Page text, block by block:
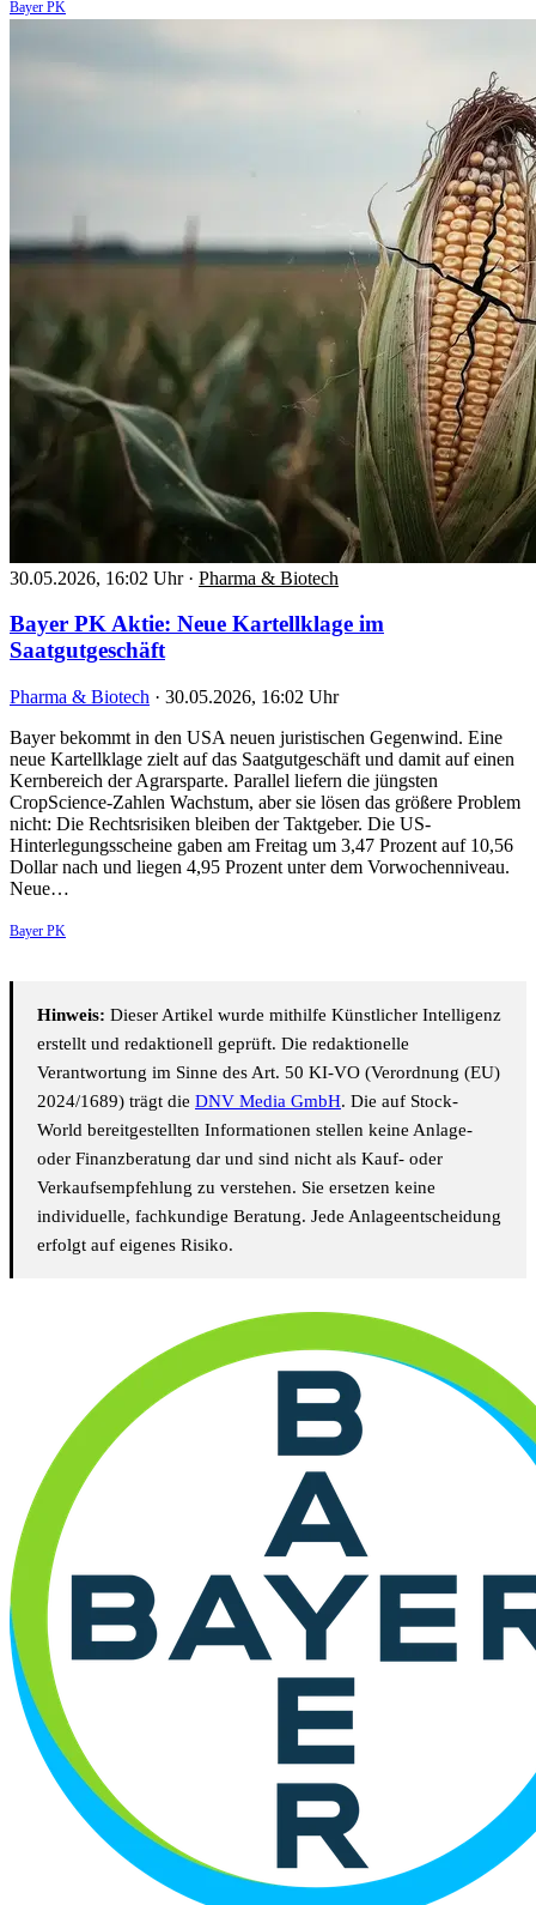
Bayer PK
30.05.2026, 16:02 Uhr · Pharma & Biotech
Bayer PK Aktie: Neue Kartellklage im
Saatgutgeschäft
Pharma & Biotech · 30.05.2026, 16:02 Uhr
Bayer bekommt in den USA neuen juristischen Gegenwind. Eine
neue Kartellklage zielt auf das Saatgutgeschäft und damit auf einen
Kernbereich der Agrarsparte. Parallel liefern die jüngsten
CropScience-Zahlen Wachstum, aber sie lösen das größere Problem
nicht: Die Rechtsrisiken bleiben der Taktgeber. Die US-
Hinterlegungsscheine gaben am Freitag um 3,47 Prozent auf 10,56
Dollar nach und liegen 4,95 Prozent unter dem Vorwochenniveau.
Neue…
Bayer PK
Hinweis: Dieser Artikel wurde mithilfe Künstlicher Intelligenz
erstellt und redaktionell geprüft. Die redaktionelle
Verantwortung im Sinne des Art. 50 KI-VO (Verordnung (EU)
2024/1689) trägt die DNV Media GmbH. Die auf Stock-
World bereitgestellten Informationen stellen keine Anlage-
oder Finanzberatung dar und sind nicht als Kauf- oder
Verkaufsempfehlung zu verstehen. Sie ersetzen keine
individuelle, fachkundige Beratung. Jede Anlageentscheidung
erfolgt auf eigenes Risiko.